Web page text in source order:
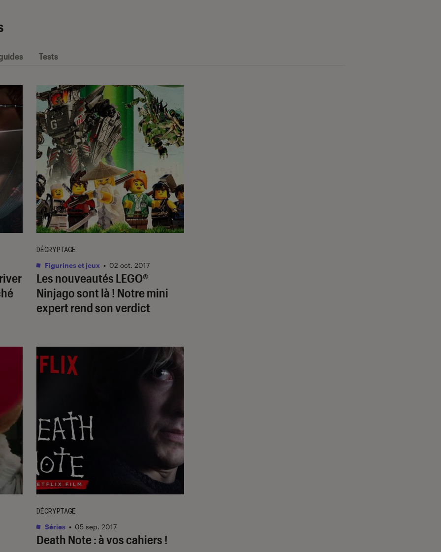
Tests
Les nouveautés LEGO®
Ninjago sont là ! Notre mini
expert rend son verdict
DÉCRYPTAGE
Figurines et jeux • 02 oct. 2017
Death Note : à vos cahiers !
DÉCRYPTAGE
Séries • 05 sep. 2017